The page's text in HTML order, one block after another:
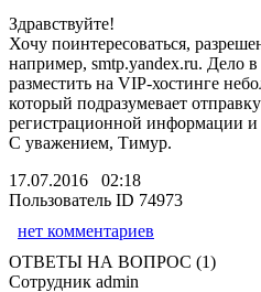
Здравствуйте!
Хочу поинтересоваться,
например, smtp.yandex.ru. Дело
разместить на VIP-хостинге
который подразумевает
регистрационной информации и
С уважением, Тимур.
17.07.2016 02:18
Пользователь ID 74973
нет комментариев
ОТВЕТЫ НА ВОПРОС (1)
Сотрудник admin